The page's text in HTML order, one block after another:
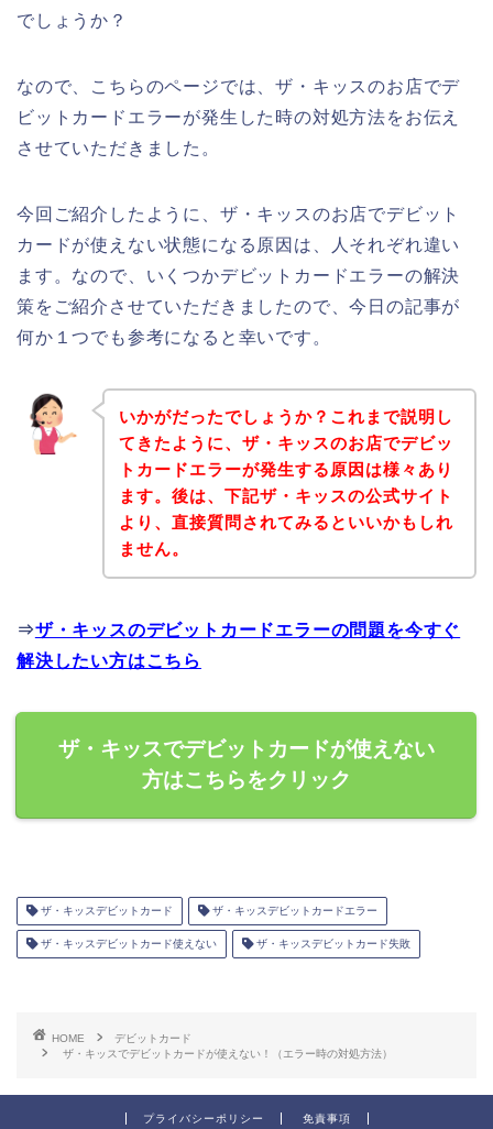
でしょうか？
なので、こちらのページでは、ザ・キッスのお店でデ
ビットカードエラーが発生した時の対処方法をお伝え
させていただきました。
今回ご紹介したように、ザ・キッスのお店でデビット
カードが使えない状態になる原因は、人それぞれ違い
ます。なので、いくつかデビットカードエラーの解決
策をご紹介させていただきましたので、今日の記事が
何か１つでも参考になると幸いです。
いかがだったでしょうか？これまで説明し
てきたように、ザ・キッスのお店でデビッ
トカードエラーが発生する原因は様々あり
ます。後は、下記ザ・キッスの公式サイト
より、直接質問されてみるといいかもしれ
ません。
⇒ザ・キッスのデビットカードエラーの問題を今すぐ
解決したい方はこちら
ザ・キッスでデビットカードが使えない
方はこちらをクリック
ザ・キッスデビットカード ザ・キッスデビットカードエラー
ザ・キッスデビットカード使えない ザ・キッスデビットカード失敗
HOME
デビットカード
ザ・キッスでデビットカードが使えない！（エラー時の対処方法）
プライバシーポリシー 免責事項